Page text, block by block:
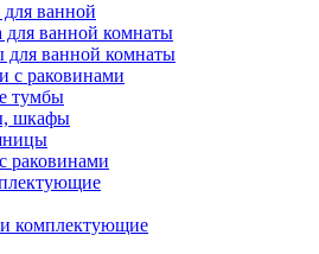
ванной
для ванной комнаты
для ванной комнаты
с раковинами
тумбы
шкафы
раковинами
комплектующие